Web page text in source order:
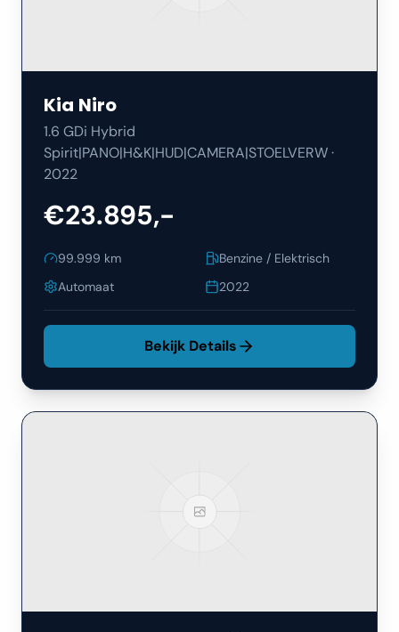
Kia Niro
1.6 GDi Hybrid
Spirit|PANO|H&K|HUD|CAMERA|STOELVERW·
2022
€23.895,-
99.999 km
Benzine / Elektrisch
Automaat
2022
Bekijk Details